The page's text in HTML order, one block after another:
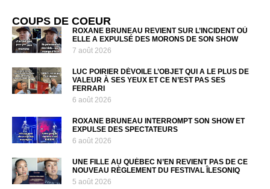
COUPS DE COEUR
ROXANE BRUNEAU REVIENT SUR L’INCIDENT OÙ
ELLE A EXPULSÉ DES MORONS DE SON SHOW
7 août 2026
LUC POIRIER DÉVOILE L’OBJET QUI A LE PLUS DE
VALEUR À SES YEUX ET CE N’EST PAS SES
FERRARI
6 août 2026
ROXANE BRUNEAU INTERROMPT SON SHOW ET
EXPULSE DES SPECTATEURS
6 août 2026
UNE FILLE AU QUÉBEC N’EN REVIENT PAS DE CE
NOUVEAU RÈGLEMENT DU FESTIVAL ÎLESONIQ
5 août 2026